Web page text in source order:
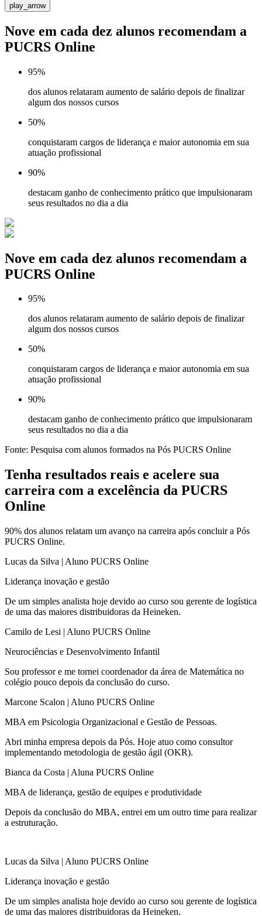
play_arrow
Nove em cada dez alunos recomendam a
PUCRS Online
95%
dos alunos relataram aumento de salário depois de finalizar
algum dos nossos cursos
50%
conquistaram cargos de liderança e maior autonomia em sua
atuação profissional
90%
destacam ganho de conhecimento prático que impulsionaram
seus resultados no dia a dia
Nove em cada dez alunos recomendam a
PUCRS Online
95%
dos alunos relataram aumento de salário depois de finalizar
algum dos nossos cursos
50%
conquistaram cargos de liderança e maior autonomia em sua
atuação profissional
90%
destacam ganho de conhecimento prático que impulsionaram
seus resultados no dia a dia
Fonte: Pesquisa com alunos formados na Pós PUCRS Online
Tenha resultados reais e acelere sua
carreira com a excelência da PUCRS
Online
90% dos alunos relatam um avanço na carreira após concluir a Pós
PUCRS Online.
Lucas da Silva | Aluno PUCRS Online
Liderança inovação e gestão
De um simples analista hoje devido ao curso sou gerente de logística
de uma das maiores distribuidoras da Heineken.
Camilo de Lesi | Aluno PUCRS Online
Neurociências e Desenvolvimento Infantil
Sou professor e me tornei coordenador da área de Matemática no
colégio pouco depois da conclusão do curso.​
Marcone Scalon | Aluno PUCRS Online
MBA em Psicologia Organizacional e Gestão de Pessoas.​
Abri minha empresa depois da Pós. Hoje atuo como consultor
implementando metodologia de gestão ágil (OKR).
Bianca da Costa | Aluna PUCRS Online
MBA de liderança, gestão de equipes e produtividade​
Depois da conclusão do MBA, entrei em um outro time para realizar
a estruturação.
Lucas da Silva | Aluno PUCRS Online
Liderança inovação e gestão
De um simples analista hoje devido ao curso sou gerente de logística
de uma das maiores distribuidoras da Heineken.